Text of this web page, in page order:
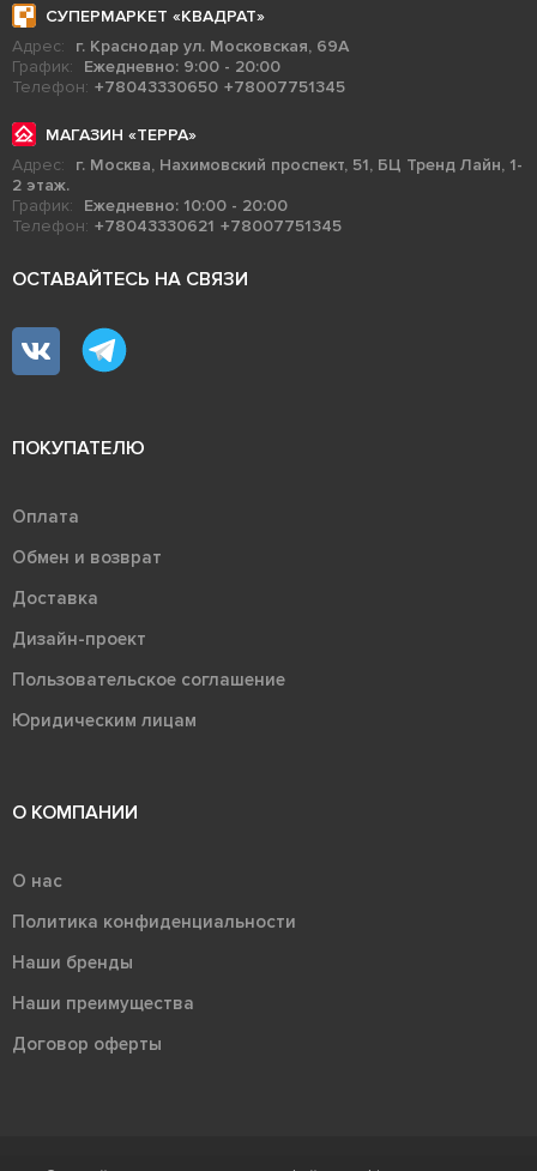
СУПЕРМАРКЕТ «КВАДРАТ»
Адрес:
г. Краснодар ул. Московская, 69А
График:
Ежедневно: 9:00 - 20:00
Телефон: +78043330650 +78007751345
МАГАЗИН «ТЕРРА»
Адрес:
г. Москва, Нахимовский проспект, 51, БЦ Тренд Лайн, 1-
2 этаж.
График:
Ежедневно: 10:00 - 20:00
Телефон: +78043330621 +78007751345
ОСТАВАЙТЕСЬ НА СВЯЗИ
ПОКУПАТЕЛЮ
Оплата
Обмен и возврат
Доставка
Дизайн-проект
Пользовательское соглашение
Юридическим лицам
О КОМПАНИИ
О нас
Политика конфиденциальности
Наши бренды
Наши преимущества
Договор оферты